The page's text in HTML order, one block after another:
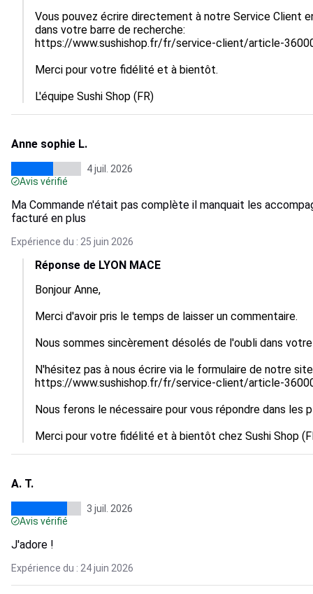
Vous pouvez écrire directement à notre Service Client
dans votre barre de recherche:
https://www.sushishop.fr/fr/service-client/article-
Merci pour votre fidélité et à bientôt.
L'équipe Sushi Shop (FR)
Anne sophie L.
4 juil. 2026
Avis vérifié
Ma Commande n'était pas complète il manquait les
facturé en plus
Expérience du : 25 juin 2026
Réponse de LYON MACE
Bonjour Anne,
Merci d'avoir pris le temps de laisser un commentaire.
Nous sommes sincèrement désolés de l'oubli dans
N'hésitez pas à nous écrire via le formulaire de notre
https://www.sushishop.fr/fr/service-client/article-
Nous ferons le nécessaire pour vous répondre dans les
Merci pour votre fidélité et à bientôt chez Sushi Shop
A. T.
3 juil. 2026
Avis vérifié
J'adore !
Expérience du : 24 juin 2026